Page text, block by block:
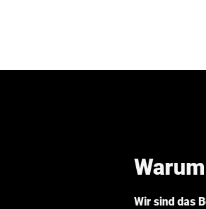
Wir sind das